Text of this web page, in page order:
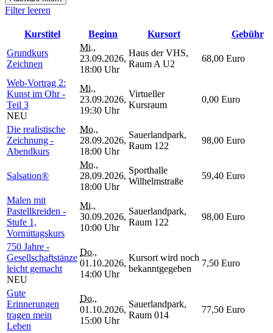
Filter leeren
Kurstitel Beginn Kursort
Gebühr
Grundkurs
Zeichnen
Mi.,
23.09.2026,
18:00 Uhr
Haus der VHS,
Raum A U2
68,00 Euro
Web-Vortrag 2:
Kunst im Ohr -
Teil 3
NEU
Mi.,
23.09.2026,
19:30 Uhr
Virtueller
Kursraum
0,00 Euro
Die realistische
Zeichnung -
Abendkurs
Mo.,
28.09.2026,
18:00 Uhr
Sauerlandpark,
Raum 122
98,00 Euro
Salsation®
Mo.,
28.09.2026,
18:00 Uhr
Sporthalle
Wilhelmstraße
59,40 Euro
Malen mit
Pastellkreiden -
Stufe 1,
Vormittagskurs
Mi.,
30.09.2026,
10:00 Uhr
Sauerlandpark,
Raum 122
98,00 Euro
750 Jahre -
Gesellschaftstänze
leicht gemacht
NEU
Do.,
01.10.2026,
14:00 Uhr
Kursort wird noch
bekanntgegeben
7,50 Euro
Gute
Erinnerungen
tragen mein
Leben
Do.,
01.10.2026,
15:00 Uhr
Sauerlandpark,
Raum 014
77,50 Euro